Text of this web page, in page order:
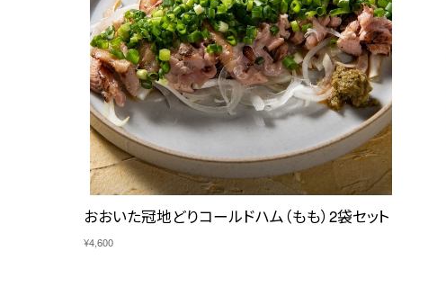
おおいた冠地どりコールドハム（もも）2袋セット
¥4,600